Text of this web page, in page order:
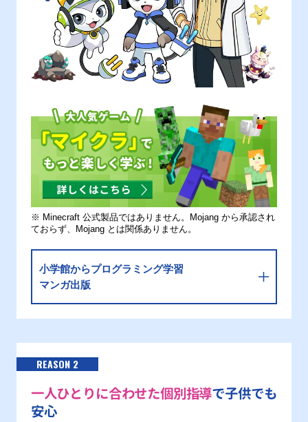
※ Minecraft 公式製品ではありません。Mojang から承認され
ておらず、Mojang とは関係ありません。
小学館からプログラミング学習
マンガ出版
REASON 2
一人ひとりに合わせた個別指導で子供でも
安心